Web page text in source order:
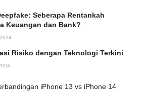
Seberapa Rentankah
Keuangan dan Bank?
Risiko dengan Teknologi Terkini
iPhone 13 vs iPhone 14